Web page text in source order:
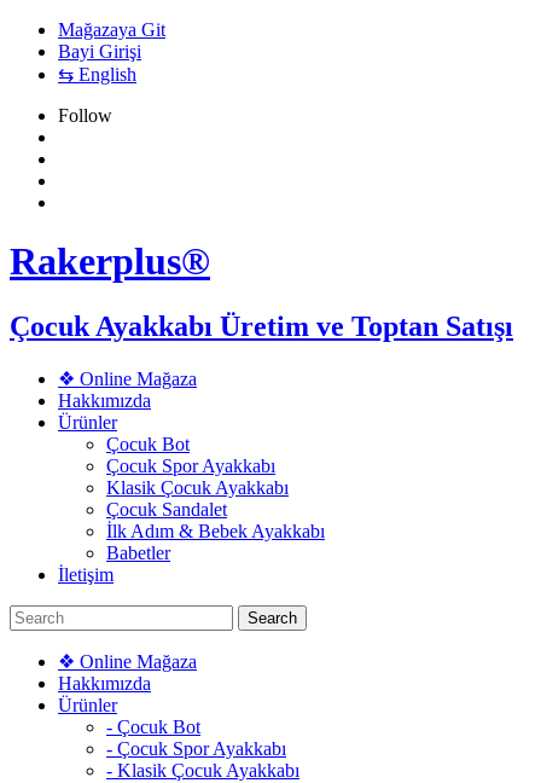
Mağazaya Git
Bayi Girişi
⇆ English
Follow
Rakerplus®
Çocuk Ayakkabı Üretim ve Toptan Satışı
❖ Online Mağaza
Hakkımızda
Ürünler
Çocuk Bot
Çocuk Spor Ayakkabı
Klasik Çocuk Ayakkabı
Çocuk Sandalet
İlk Adım & Bebek Ayakkabı
Babetler
İletişim
❖ Online Mağaza
Hakkımızda
Ürünler
- Çocuk Bot
- Çocuk Spor Ayakkabı
- Klasik Çocuk Ayakkabı